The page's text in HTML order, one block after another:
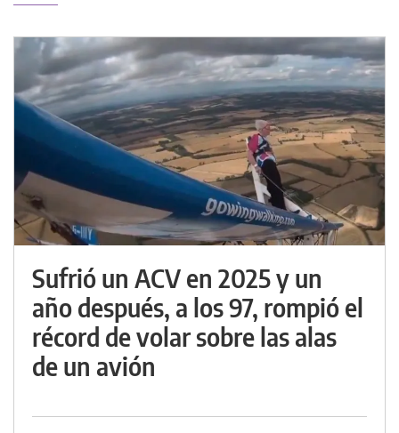
Sufrió un ACV en 2025 y un
año después, a los 97, rompió el
récord de volar sobre las alas
de un avión